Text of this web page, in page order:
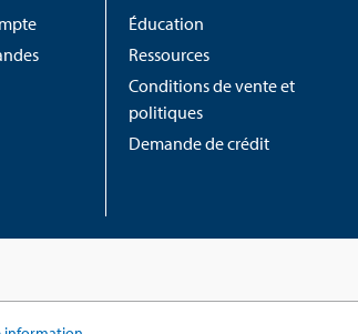
Éducation
Ressources
Conditions de vente et
politiques
Demande de crédit